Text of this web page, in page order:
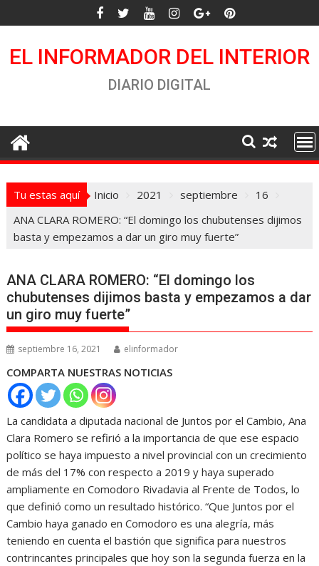
al
EL INFORMADOR DEL INTERIOR
DIARIO DIGITAL
Tu estas aquí Inicio 2021 septiembre
16
ANA CLARA ROMERO: “El domingo los chubutenses dijimos
basta y empezamos a dar un giro muy fuerte”
ANA CLARA ROMERO: “El domingo los
chubutenses dijimos basta y empezamos a dar
un giro muy fuerte”
septiembre 16, 2021 elinformador
COMPARTA NUESTRAS NOTICIAS
La candidata a diputada nacional de Juntos por el Cambio, Ana
Clara Romero se refirió a la importancia de que ese espacio
político se haya impuesto a nivel provincial con un crecimiento
de más del 17% con respecto a 2019 y haya superado
ampliamente en Comodoro Rivadavia al Frente de Todos, lo
que definió como un resultado histórico. “Que Juntos por el
Cambio haya ganado en Comodoro es una alegría, más
teniendo en cuenta el bastión que significa para nuestros
contrincantes principales que hoy son la segunda fuerza en la